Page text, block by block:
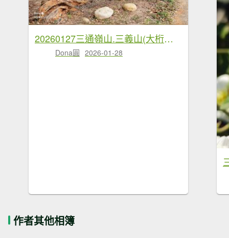
20260127三通嶺山.三義山(大桁茂山).慈濟山.大坪山大O走
Dona圓 2026-01-28
作者其他相簿